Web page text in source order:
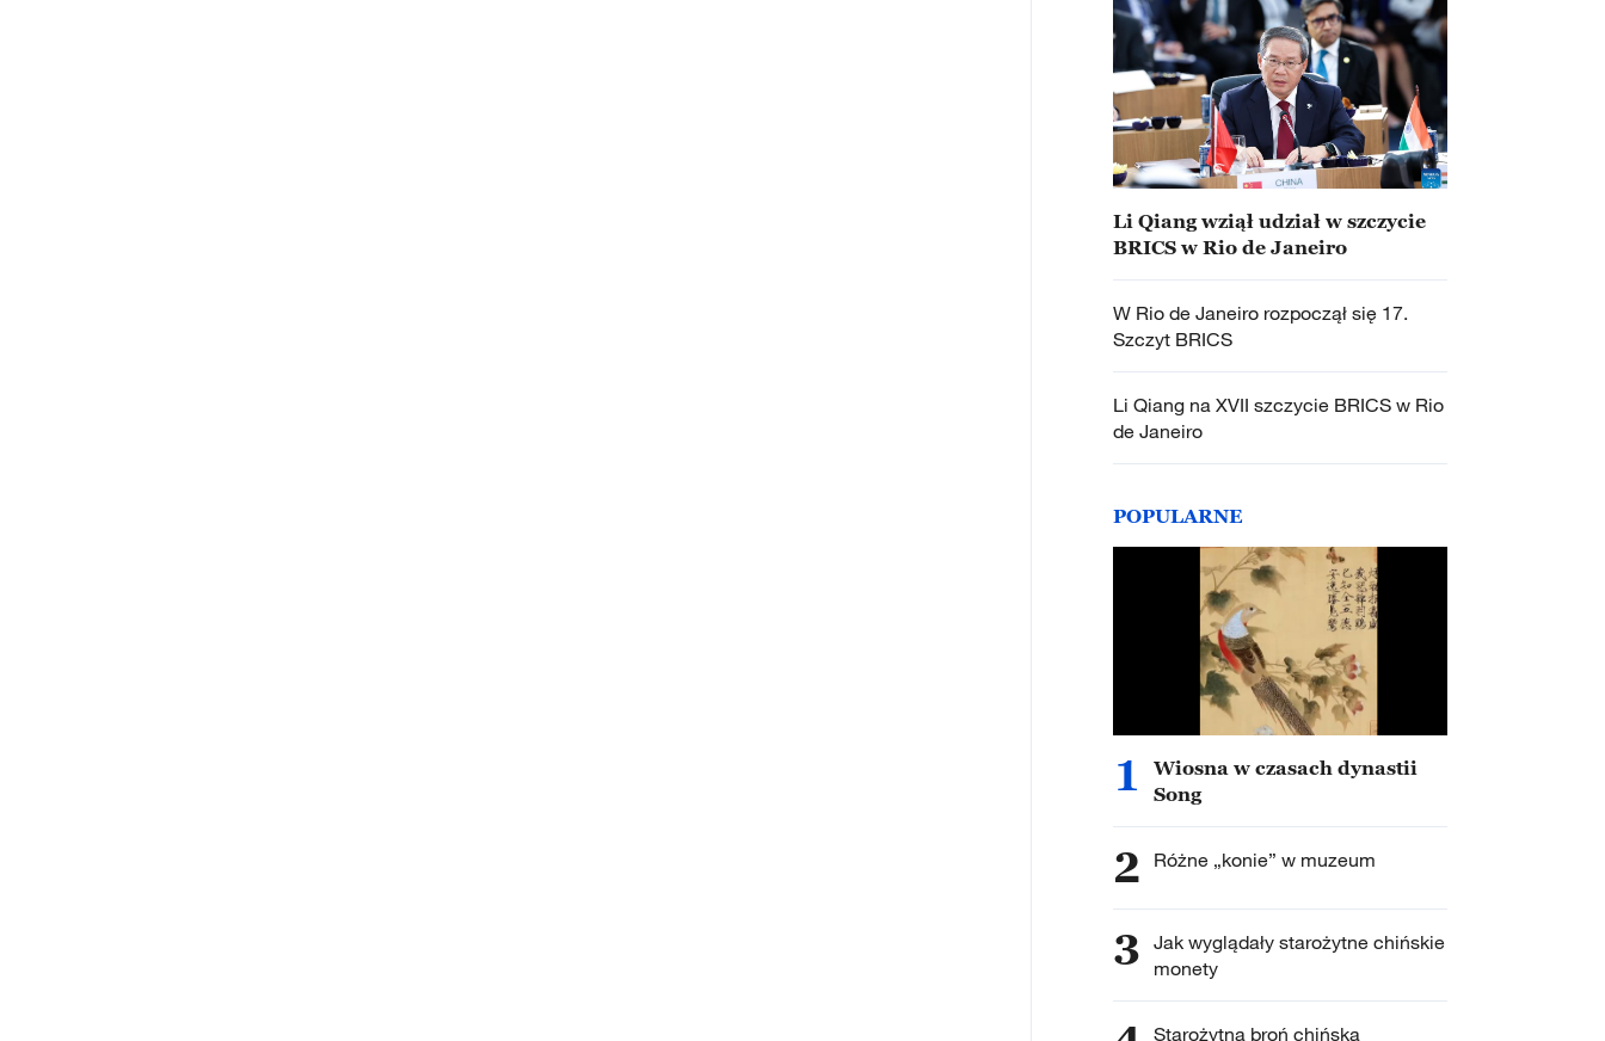
Li Qiang wziął udział w szczycie
BRICS w Rio de Janeiro
W Rio de Janeiro rozpoczął się 17.
Szczyt BRICS
Li Qiang na XVII szczycie BRICS w Rio
de Janeiro
POPULARNE
1
Wiosna w czasach dynastii
Song
2 Różne „konie” w muzeum
3 Jak wyglądały starożytne chińskie
monety
Starożytna broń chińska